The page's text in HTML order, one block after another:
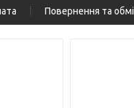
Повернення та